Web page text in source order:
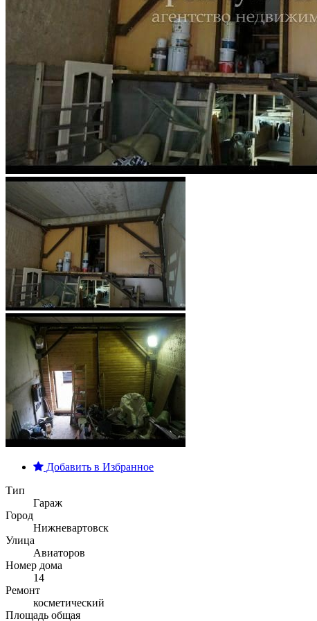
Добавить в Избранное
Тип
Гараж
Город
Нижневартовск
Улица
Авиаторов
Номер дома
14
Ремонт
косметический
Площадь общая